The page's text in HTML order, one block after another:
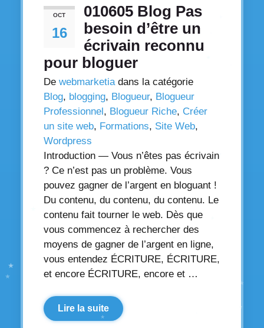
OCT
16
010605 Blog Pas
besoin d’être un
écrivain reconnu
pour bloguer
De webmarketiadans la catégorie
Blog, blogging, Blogueur, Blogueur
Professionnel, Blogueur Riche, Créer
un site web, Formations, Site Web,
Wordpress
Introduction — Vous n’êtes pas écrivain
? Ce n’est pas un problème. Vous
pouvez gagner de l’argent en bloguant !
Du contenu, du contenu, du contenu. Le
contenu fait tourner le web. Dès que
vous commencez à rechercher des
moyens de gagner de l’argent en ligne,
vous entendez ÉCRITURE, ÉCRITURE,
et encore ÉCRITURE, encore et …
Lire la suite